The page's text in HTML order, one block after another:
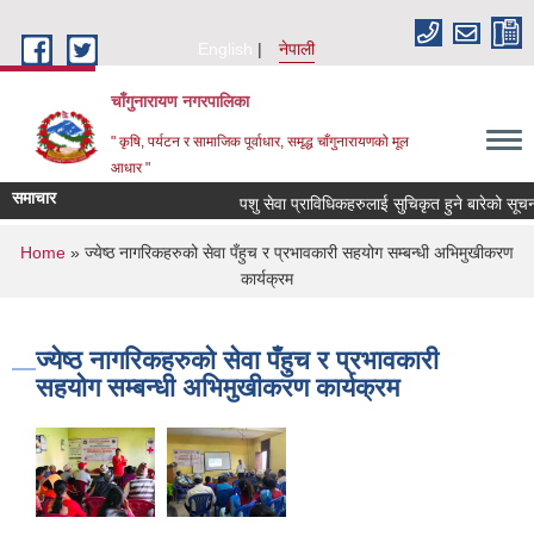
English
नेपाली
चाँगुनारायण नगरपालिका
" कृषि, पर्यटन र सामाजिक पूर्वाधार, समृद्ध चाँगुनारायणको मूल
आधार "
समाचार पशु सेवा प्राविधिकहरुलाई सुचिकृत हुने बारेको सूचना
You are here
Home » ज्येष्ठ नागरिकहरुको सेवा पँहुच र प्रभावकारी सहयोग सम्बन्धी अभिमुखीकरण
कार्यक्रम
ज्येष्ठ नागरिकहरुको सेवा पँहुच र प्रभावकारी
सहयोग सम्बन्धी अभिमुखीकरण कार्यक्रम